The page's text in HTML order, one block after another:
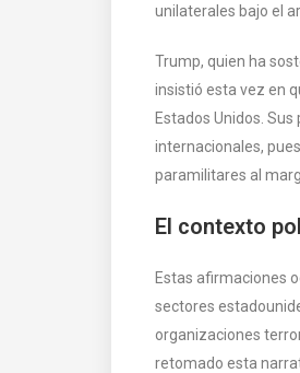
unilaterales bajo el
Trump, quien ha
insistió esta vez en
Estados Unidos.
internacionales,
paramilitares al
El contexto
Estas afirmaciones
sectores
organizaciones
retomado esta